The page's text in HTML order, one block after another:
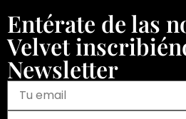
Entérate de las
Velvet
Newsletter